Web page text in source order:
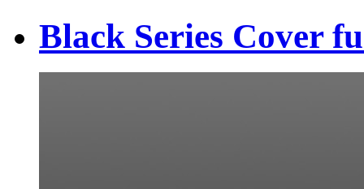
Black Series Cover